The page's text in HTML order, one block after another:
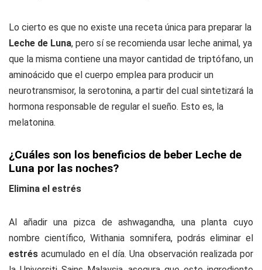
Lo cierto es que no existe una receta única para preparar la
Leche de Luna, pero sí se recomienda usar leche animal, ya
que la misma contiene una mayor cantidad de triptófano, un
aminoácido que el cuerpo emplea para producir un
neurotransmisor, la serotonina, a partir del cual sintetizará la
hormona responsable de regular el sueño. Esto es, la
melatonina.
¿Cuáles son los beneficios de beber Leche de
Luna por las noches?
Elimina el estrés
Al añadir una pizca de ashwagandha, una planta cuyo
nombre científico, Withania somnifera, podrás eliminar el
estrés acumulado en el día. Una observación realizada por